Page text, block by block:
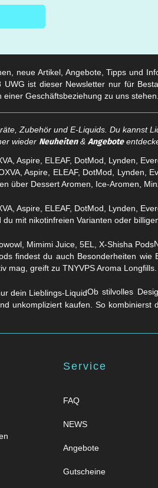
neue Artikel, Angebote, Tipps und
ist dieser Newsletter nur für
Geschäftsbeziehung zu uns stehen.
Zubehör und E-Liquids. Du kannst
wieder Neuheiten& Angebote
Aspire, ELEAF, DotMod, Lynden,
über Dessert Aromen, Ice-Aromen,
mit nikotinfreien Varianten oder
findest du auch Besonderheiten wie
mag, greift zu TNYVPS Aroma Longfills.
Ob stilvolles
unkompliziert kaufen. So kombinierst
Service
FAQ
NEWS
Angebote
Gutscheine